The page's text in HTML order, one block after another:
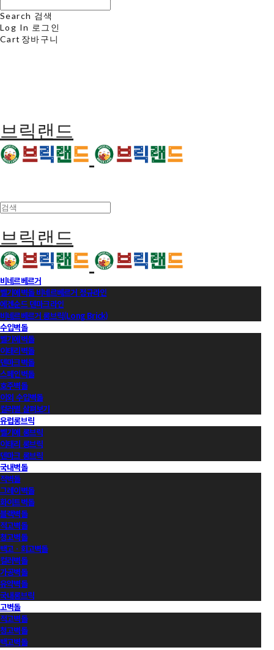
Search 검색
Log In 로그인
Cart 장바구니
브릭랜드
브릭랜드
비네르베르거
벨기에벽돌 비네르베르거 정규라인
에겐순드 덴마크라인
비네르베르거 롱브릭(Long Brick)
수입벽돌
벨기에벽돌
이태리벽돌
덴마크벽돌
스페인벽돌
호주벽돌
이외 수입벽돌
컬러별 살펴보기
유럽롱브릭
벨기에 롱브릭
이태리 롱브릭
덴마크 롱브릭
국내벽돌
적벽돌
그레이벽돌
화이트벽돌
블랙벽돌
적고벽돌
청고벽돌
백고ㆍ회고벽돌
컬러벽돌
가공벽돌
유약벽돌
국내롱브릭
고벽돌
적고벽돌
청고벽돌
백고벽돌